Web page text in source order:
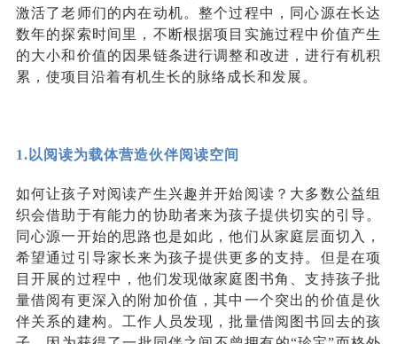
激活了老师们的内在动机。整个过程中，同心源在长达
数年的探索时间里，不断根据项目实施过程中价值产生
的大小和价值的因果链条进行调整和改进，进行有机积
累 ， 使项目沿着有机生长的脉络成长和发展。
1.以阅读为载体营造伙伴阅读空间
如何让孩子对阅读产生兴趣并开始阅读 ？ 大多数公益组
织会借助于有能力的协助者来为孩子提供切实的引导。
同心源一开始的思路也是如此 ，他们从家庭层面切入，
希望通过引导家长来为孩子提供更多的支持。但是在项
目开展的过程中，他们发现做家庭图书角、支持孩子批
量借阅有更深入的附加价值，其中一个突出的价值是伙
伴关系的建构。工作人员发现，批量借阅图书回去的孩